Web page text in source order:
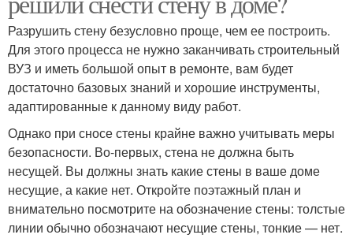
Разрушить стену безусловно проще, чем ее построить.
Для этого процесса не нужно заканчивать строительный
ВУЗ и иметь большой опыт в ремонте, вам будет
достаточно базовых знаний и хорошие инструменты,
адаптированные к данному виду работ.
Однако при сносе стены крайне важно учитывать меры
безопасности. Во-первых, стена не должна быть
несущей. Вы должны знать какие стены в ваше доме
несущие, а какие нет. Откройте поэтажный план и
внимательно посмотрите на обозначение стены: толстые
линии обычно обозначают несущие стены, тонкие — нет.